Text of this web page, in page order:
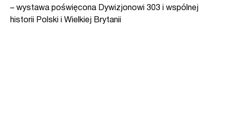
– wystawa poświęcona Dywizjonowi 303 i wspólnej
historii Polski i Wielkiej Brytanii